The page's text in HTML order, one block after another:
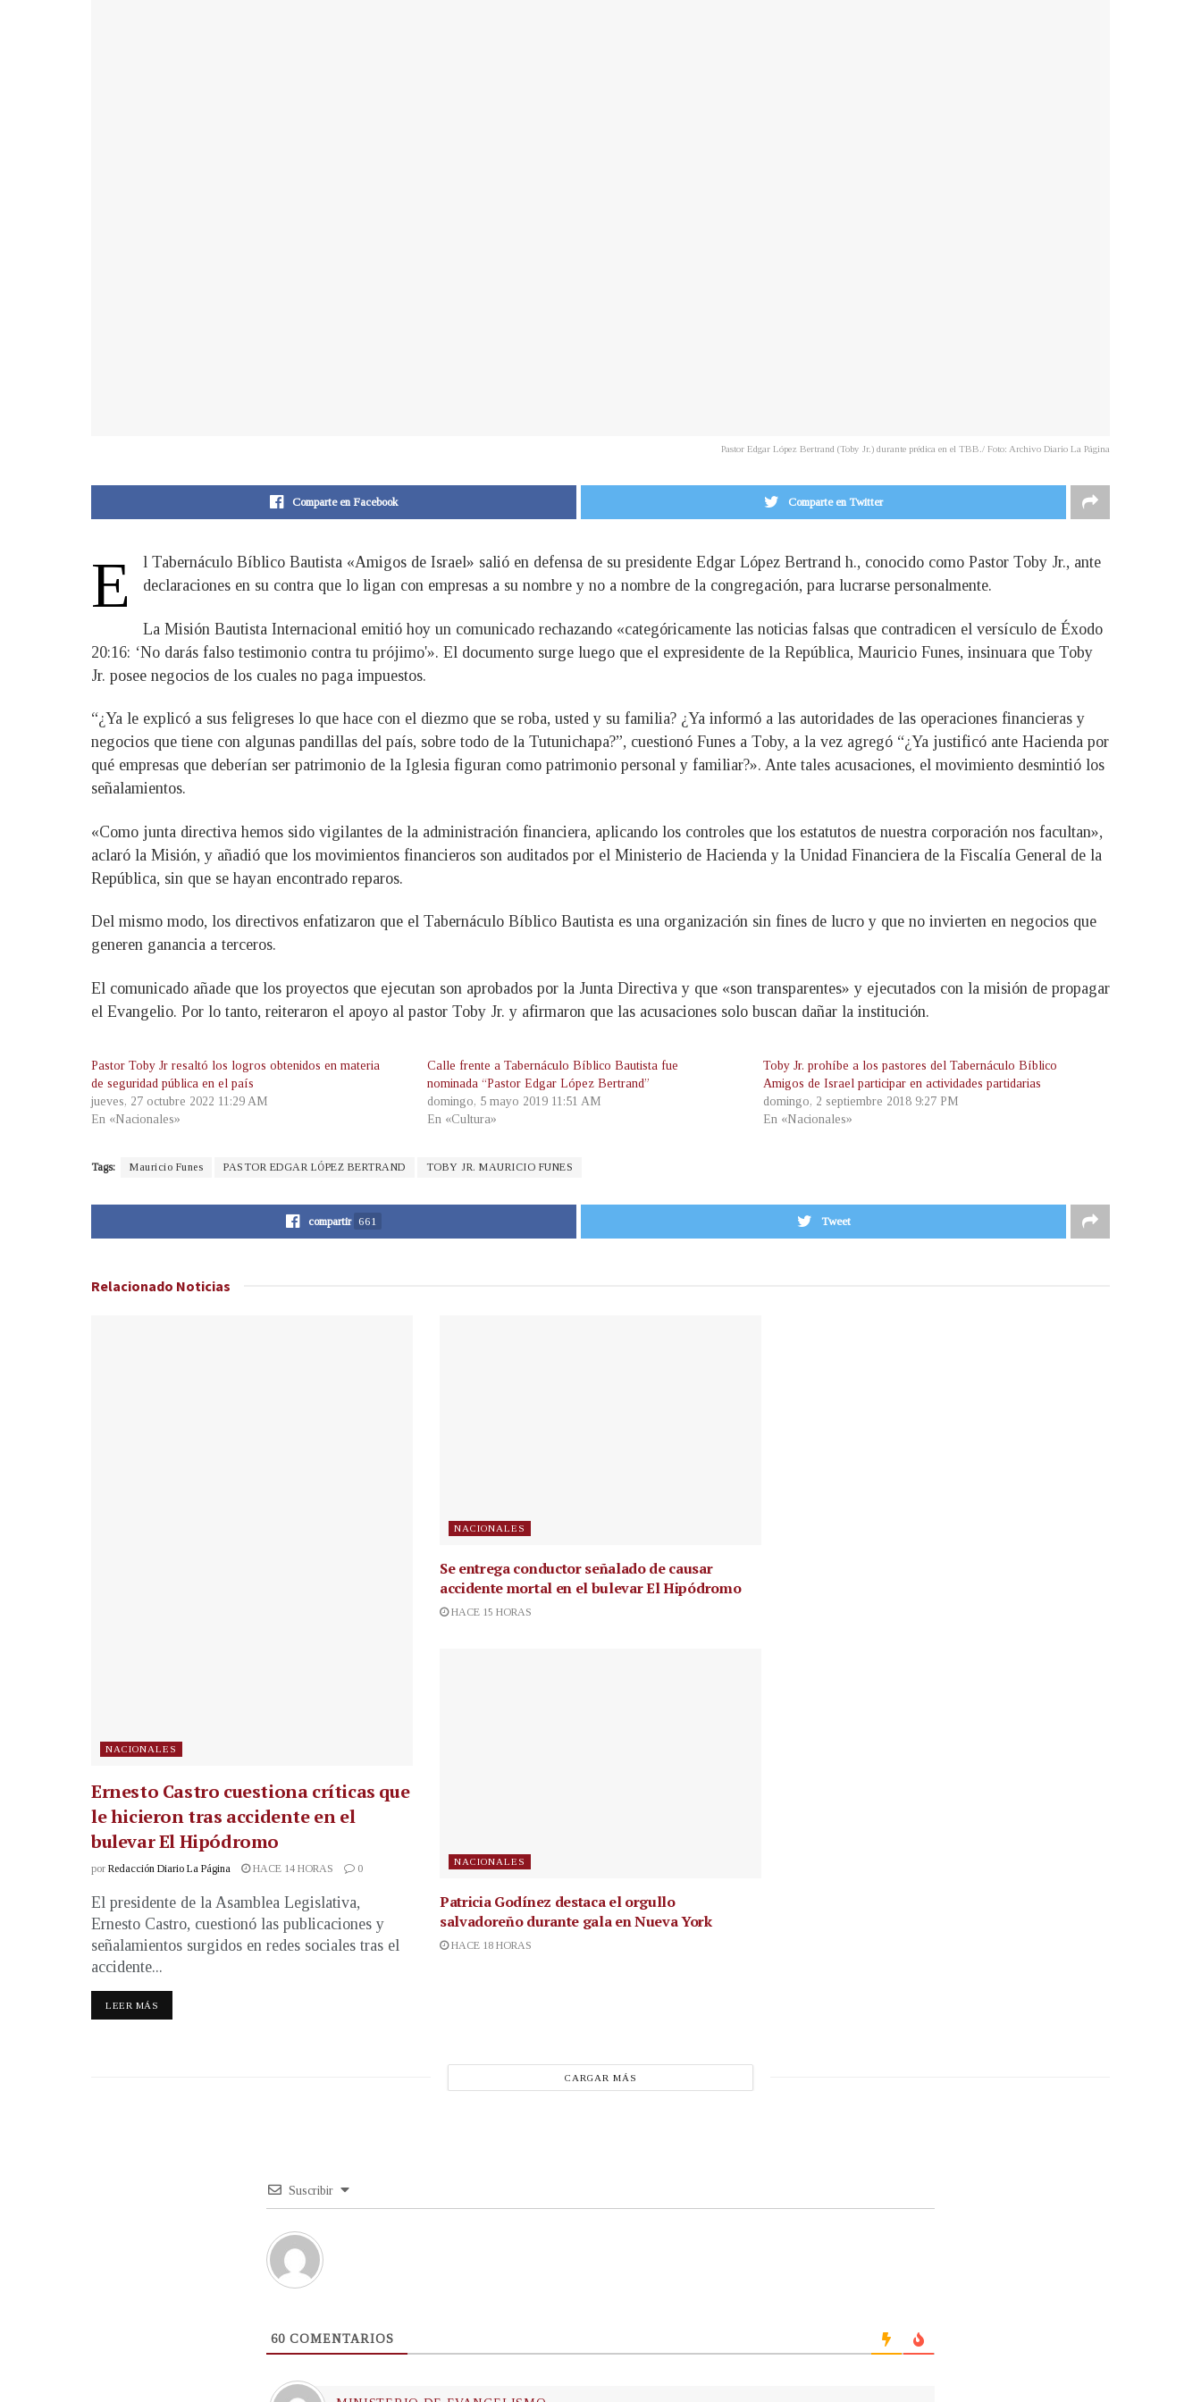
Pastor Edgar López Bertrand (Toby Jr.) durante prédica en el TBB./ Foto: Archivo Diario La Página
Comparte en Facebook Comparte en Twitter
E
l Tabernáculo Bíblico Bautista «Amigos de Israel» salió en defensa de su presidente Edgar López Bertrand h., conocido como Pastor Toby Jr., ante
declaraciones en su contra que lo ligan con empresas a su nombre y no a nombre de la congregación, para lucrarse personalmente.
La Misión Bautista Internacional emitió hoy un comunicado rechazando «categóricamente las noticias falsas que contradicen el versículo de Éxodo
20:16: ‘No darás falso testimonio contra tu prójimo'». El documento surge luego que el expresidente de la República, Mauricio Funes, insinuara que Toby
Jr. posee negocios de los cuales no paga impuestos.
“¿Ya le explicó a sus feligreses lo que hace con el diezmo que se roba, usted y su familia? ¿Ya informó a las autoridades de las operaciones financieras y
negocios que tiene con algunas pandillas del país, sobre todo de la Tutunichapa?”, cuestionó Funes a Toby, a la vez agregó “¿Ya justificó ante Hacienda por
qué empresas que deberían ser patrimonio de la Iglesia figuran como patrimonio personal y familiar?». Ante tales acusaciones, el movimiento desmintió los
señalamientos.
«Como junta directiva hemos sido vigilantes de la administración financiera, aplicando los controles que los estatutos de nuestra corporación nos facultan»,
aclaró la Misión, y añadió que los movimientos financieros son auditados por el Ministerio de Hacienda y la Unidad Financiera de la Fiscalía General de la
República, sin que se hayan encontrado reparos.
Del mismo modo, los directivos enfatizaron que el Tabernáculo Bíblico Bautista es una organización sin fines de lucro y que no invierten en negocios que
generen ganancia a terceros.
El comunicado añade que los proyectos que ejecutan son aprobados por la Junta Directiva y que «son transparentes» y ejecutados con la misión de propagar
el Evangelio. Por lo tanto, reiteraron el apoyo al pastor Toby Jr. y afirmaron que las acusaciones solo buscan dañar la institución.
Pastor Toby Jr resaltó los logros obtenidos en materia
de seguridad pública en el país
jueves, 27 octubre 2022 11:29 AM
En «Nacionales»
Calle frente a Tabernáculo Bíblico Bautista fue
nominada “Pastor Edgar López Bertrand”
domingo, 5 mayo 2019 11:51 AM
En «Cultura»
Toby Jr. prohíbe a los pastores del Tabernáculo Bíblico
Amigos de Israel participar en actividades partidarias
domingo, 2 septiembre 2018 9:27 PM
En «Nacionales»
Tags: Mauricio Funes PASTOR EDGAR LÓPEZ BERTRAND TOBY JR. MAURICIO FUNES
compartir 661 Tweet
Relacionado Noticias
NACIONALES
Ernesto Castro cuestiona críticas que
le hicieron tras accidente en el
bulevar El Hipódromo
por Redacción Diario La Página HACE 14 HORAS 0
El presidente de la Asamblea Legislativa,
Ernesto Castro, cuestionó las publicaciones y
señalamientos surgidos en redes sociales tras el
accidente...
LEER MÁS
NACIONALES
Se entrega conductor señalado de causar
accidente mortal en el bulevar El Hipódromo
HACE 15 HORAS
NACIONALES
Patricia Godínez destaca el orgullo
salvadoreño durante gala en Nueva York
HACE 18 HORAS
CARGAR MÁS
Suscribir
60 COMENTARIOS